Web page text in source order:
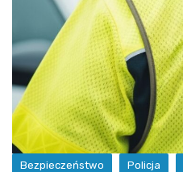
Bezpieczeństwo Policja